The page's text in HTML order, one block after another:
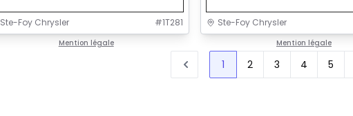
Ste-Foy Chrysler #1T281
Mention légale
Ste-Foy Chrysler
Mention légale
1 2 3 4 5